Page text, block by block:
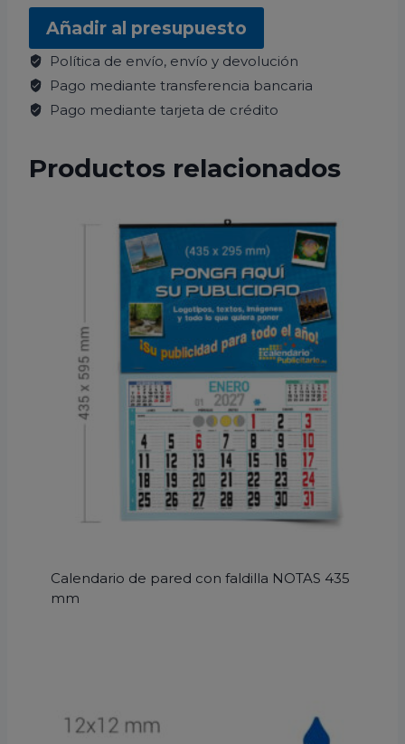
Añadir al presupuesto
Política de envío, envío y devolución
Pago mediante transferencia bancaria
Pago mediante tarjeta de crédito
Productos relacionados
Calendario de pared con faldilla NOTAS 435
mm